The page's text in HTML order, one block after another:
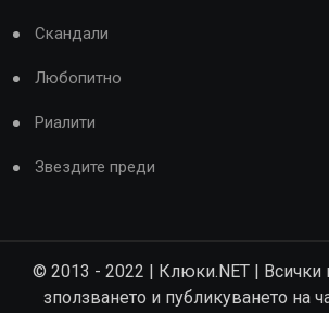
Скандали
Любопитно
Риалити
Звездите преди
© 2013 - 2022 | Клюки.NET | Всички
зползването и публикуването на